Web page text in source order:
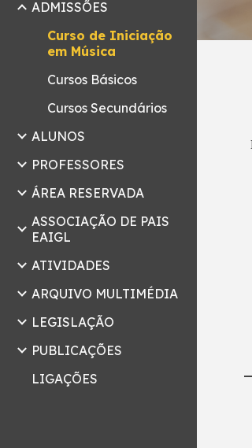
ADMISSÕES
Curso de Iniciação
em Música
Cursos Básicos
Cursos Secundários
ALUNOS
PROFESSORES
ÁREA RESERVADA
ASSOCIAÇÃO DE PAIS
EAIGL
ATIVIDADES
ARQUIVO MULTIMÉDIA
LEGISLAÇÃO
PUBLICAÇÕES
LIGAÇÕES